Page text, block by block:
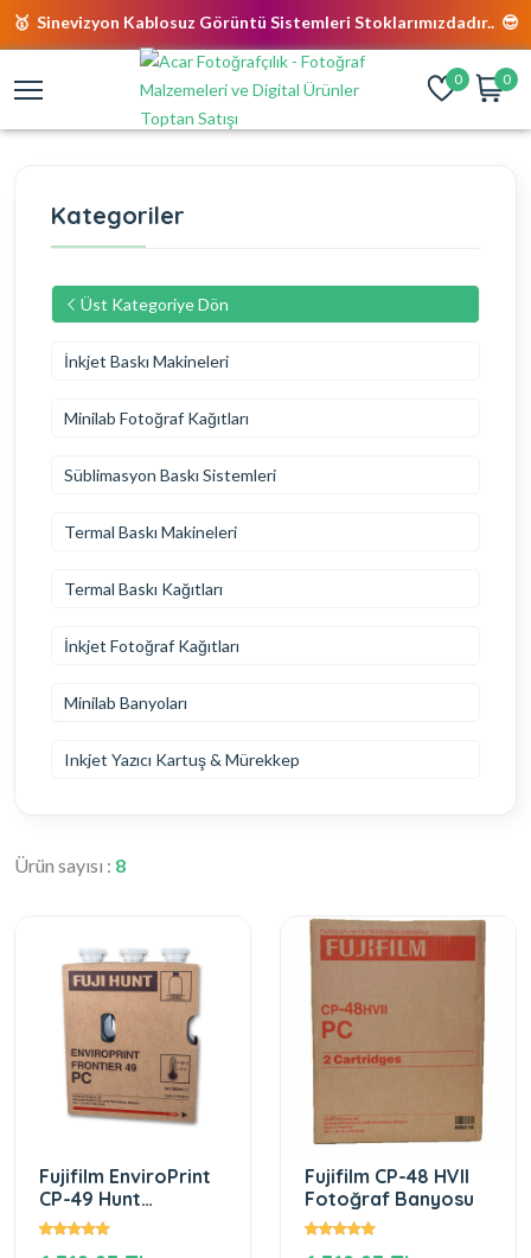
🥇 Sinevizyon Kablosuz Görüntü Sistemleri Stoklarımızdadır.. 😎
0 0
Kategoriler
Üst Kategoriye Dön
İnkjet Baskı Makineleri
Minilab Fotoğraf Kağıtları
Süblimasyon Baskı Sistemleri
Termal Baskı Makineleri
Termal Baskı Kağıtları
İnkjet Fotoğraf Kağıtları
Minilab Banyoları
Inkjet Yazıcı Kartuş & Mürekkep
Ürün sayısı : 8
Fujifilm EnviroPrint
CP-49 Hunt
Fotoğraf Banyosu
Fujifilm CP-48 HVII
Fotoğraf Banyosu